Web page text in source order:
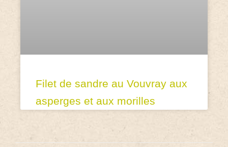
Filet de sandre au Vouvray aux
asperges et aux morilles